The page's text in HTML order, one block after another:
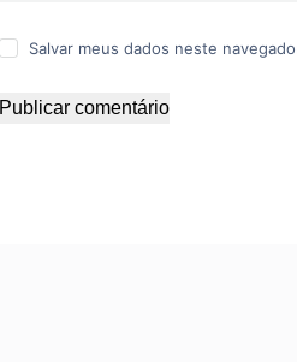
Salvar meus dados neste
Publicar comentário